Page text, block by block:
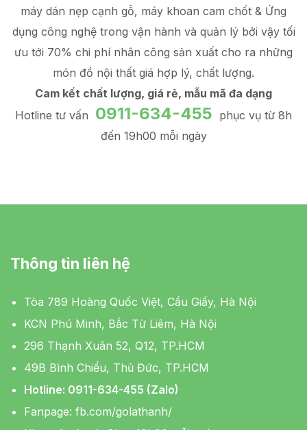
máy dán nẹp cạnh gỗ, máy khoan cam chốt & Ứng
dụng công nghệ trong vận hành và quản lý bởi vậy tối
ưu tới 70% chi phí nhân công sản xuất cho ra những
món đồ nội thất giá hợp lý, chất lượng.
Cam kết chất lượng, giá rẻ, mẫu mã đa dạng
Hotline tư vấn 0911-634-455 phục vụ từ 8h
đến 19h00 mỗi ngày
Thông tin liên hệ
Tòa 789 Hoàng Quốc Việt, Cầu Giấy, Hà Nội
KCN Phú Minh, Bắc Từ Liêm, Hà Nội
296 Thạnh Xuân 52, Q12, TP.HCM
49B Bình Chiểu, Thủ Đức, TP.HCM
Hotline: 0911-634-455 (Zalo)
Fanpage: fb.com/golathanh/